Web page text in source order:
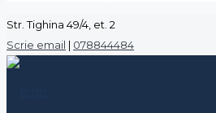
Str. Tighina 49/4, et. 2
Scrie email | 078844484